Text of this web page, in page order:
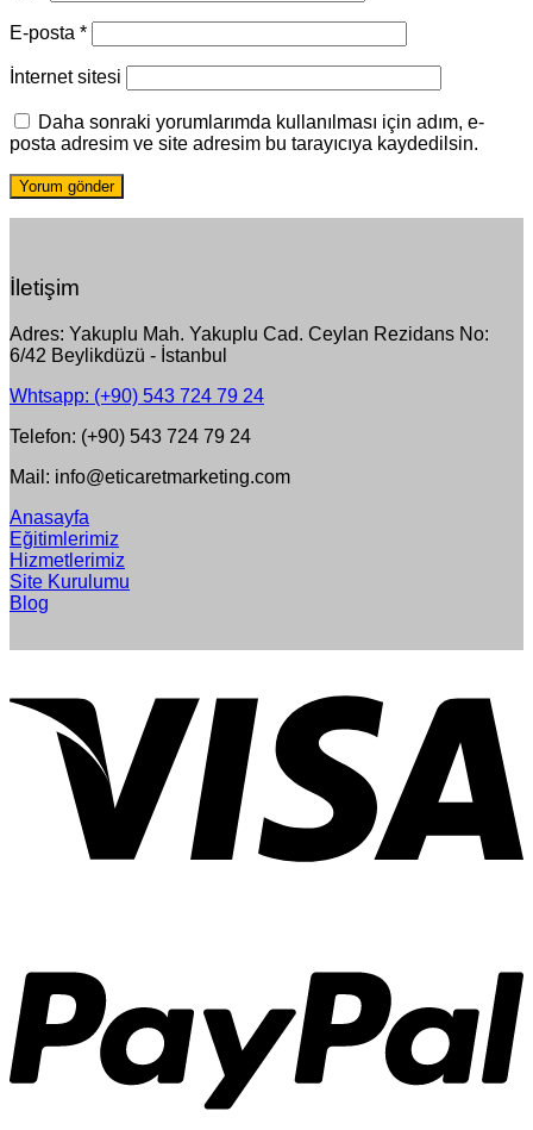
E-posta *
İnternet sitesi
Daha sonraki yorumlarımda kullanılması için adım, e-
posta adresim ve site adresim bu tarayıcıya kaydedilsin.
İletişim
Adres: Yakuplu Mah. Yakuplu Cad. Ceylan Rezidans No:
6/42 Beylikdüzü - İstanbul
Whtsapp: (+90) 543 724 79 24
Telefon: (+90) 543 724 79 24
Mail: info@eticaretmarketing.com
Anasayfa
Eğitimlerimiz
Hizmetlerimiz
Site Kurulumu
Blog